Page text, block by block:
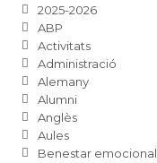
2025-2026
ABP
Activitats
Administració
Alemany
Alumni
Anglès
Aules
Benestar emocional